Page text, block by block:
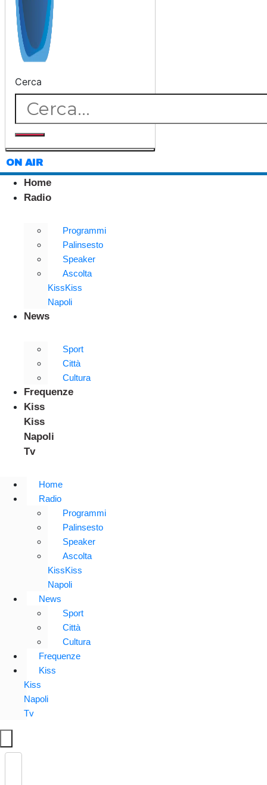
Cerca
ON AIR
Home
Radio
Programmi
Palinsesto
Speaker
Ascolta
KissKiss
Napoli
News
Sport
Città
Cultura
Frequenze
Kiss
Kiss
Napoli
Tv
Home
Radio
Programmi
Palinsesto
Speaker
Ascolta
KissKiss
Napoli
News
Sport
Città
Cultura
Frequenze
Kiss
Kiss
Napoli
Tv